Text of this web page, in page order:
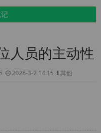
人员的主动性
2026-3-2 14:15 其他